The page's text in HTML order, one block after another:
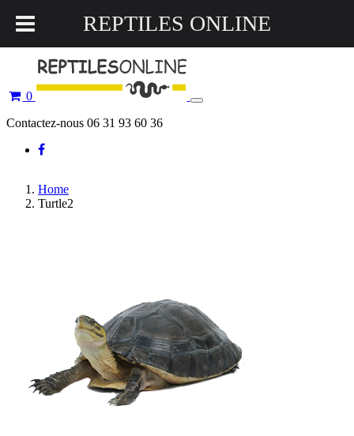
0
Toggle
Contactez-nous 06 31 93 60 36
Home
Turtle2
REPTILES ONLINE